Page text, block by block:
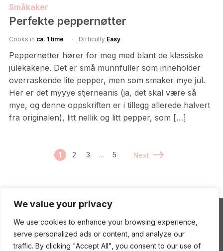
We value your privacy
We use cookies to enhance your browsing experience,
serve personalized ads or content, and analyze our
traffic. By clicking "Accept All", you consent to our use of
Småkaker
Perfekte peppernøtter
Cooks in ca. 1 time Difficulty Easy
Peppernøtter hører for meg med blant de klassiske
julekakene. Det er små munnfuller som inneholder
overraskende lite pepper, men som smaker mye jul.
Her er det myyye stjerneanis (ja, det skal være så
mye, og denne oppskriften er i tillegg allerede halvert
fra originalen), litt nellik og litt pepper, som […]
1 2 3 … 5 Next
ENEstående Mat